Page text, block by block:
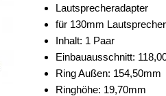
Lautsprecheradapter
für 130mm Lautsprecher
Inhalt: 1 Paar
Einbauausschnitt:
Ring Außen: 154,50mm
Ringhöhe: 19,70mm